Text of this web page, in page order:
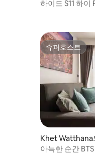
엄
하이드 S11 하이
슈퍼호스트
슈퍼호스트
Khet Watthana
아늑한 순간